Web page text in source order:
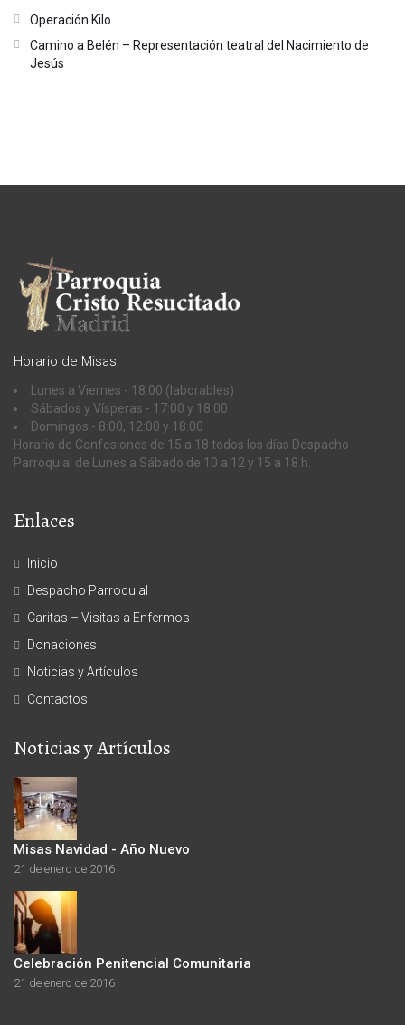
Operación Kilo
Camino a Belén – Representación teatral del Nacimiento de
Jesús
Horario de Misas:
Lunes a Viernes - 18:00 (laborables)
Sábados y Vísperas - 17:00 y 18:00
Domingos - 8:00, 12:00 y 18:00
Horario de Confesiones de 15 a 18 todos los días Despacho
Parroquial de Lunes a Sábado de 10 a 12 y 15 a 18 h.
Enlaces
Inicio
Despacho Parroquial
Caritas – Visitas a Enfermos
Donaciones
Noticias y Artículos
Contactos
Noticias y Artículos
Misas Navidad - Año Nuevo
21 de enero de 2016
Celebración Penitencial Comunitaria
21 de enero de 2016